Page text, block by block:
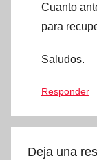
Cuanto
para
Saludos.
Responder
Deja una